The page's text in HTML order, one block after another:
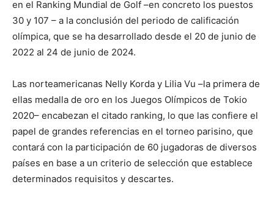
en el Ranking Mundial de Golf –en concreto los puestos
30 y 107 – a la conclusión del periodo de calificación
olímpica, que se ha desarrollado desde el 20 de junio de
2022 al 24 de junio de 2024.
Las norteamericanas Nelly Korda y Lilia Vu –la primera de
ellas medalla de oro en los Juegos Olímpicos de Tokio
2020– encabezan el citado ranking, lo que las confiere el
papel de grandes referencias en el torneo parisino, que
contará con la participación de 60 jugadoras de diversos
países en base a un criterio de selección que establece
determinados requisitos y descartes.